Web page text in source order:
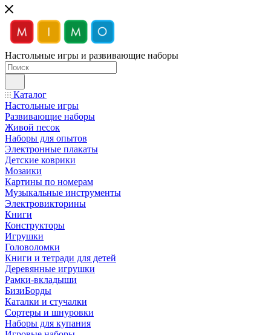
Настольные игры и развивающие наборы
Каталог
Настольные игры
Развивающие наборы
Живой песок
Наборы для опытов
Электронные плакаты
Детские коврики
Мозаики
Картины по номерам
Музыкальные инструменты
Электровикторины
Книги
Конструкторы
Игрушки
Головоломки
Книги и тетради для детей
Деревянные игрушки
Рамки-вкладыши
БизиБорды
Каталки и стучалки
Сортеры и шнуровки
Наборы для купания